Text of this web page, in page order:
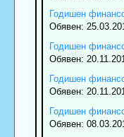
Годишен
Обявен:
Годишен
Обявен:
Годишен
Обявен:
Годишен
Обявен: